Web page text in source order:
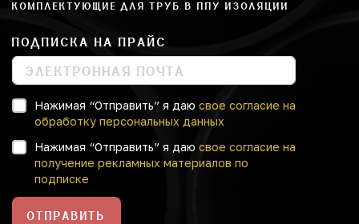
КОМПЛЕКТУЮЩИЕ ДЛЯ ТРУБ В ППУ ИЗОЛЯЦИИ
ПОДПИСКА НА ПРАЙС
Нажимая “Отправить” я даю свое согласие на
обработку персональных данных
Нажимая “Отправить” я даю свое согласие на
получение рекламных материалов по
подписке
ОТПРАВИТЬ